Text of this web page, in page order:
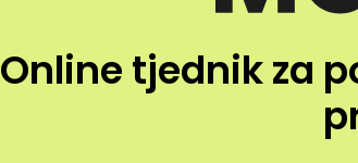
Online tjednik za